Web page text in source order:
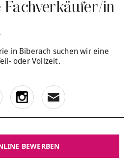
in
in Biberach suchen wir eine
oder Vollzeit.
BEWERBEN